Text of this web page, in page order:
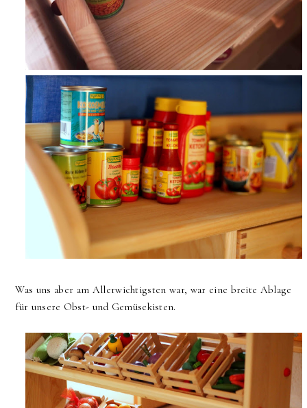
Was uns aber am Allerwichtigsten war, war eine breite Ablage
für unsere Obst- und Gemüsekisten.